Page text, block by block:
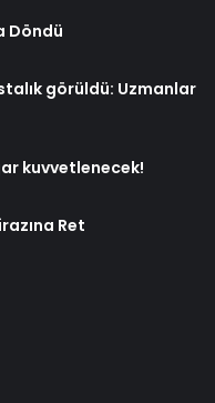
Döndü
görüldü: Uzmanlar
kuvvetlenecek!
Ret